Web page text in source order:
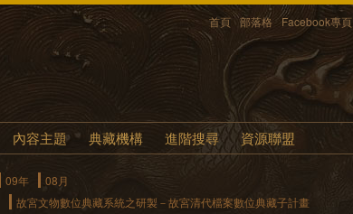
首頁 部落格 Facebook專頁
內容主題 典藏機構 進階搜尋 資源聯盟
09年
08月
故宮文物數位典藏系統之研製－故宮清代檔案數位典藏子計畫